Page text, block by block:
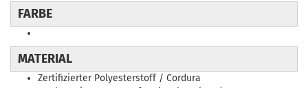
FARBE
MATERIAL
Zertifizierter Polyesterstoff / Cordura